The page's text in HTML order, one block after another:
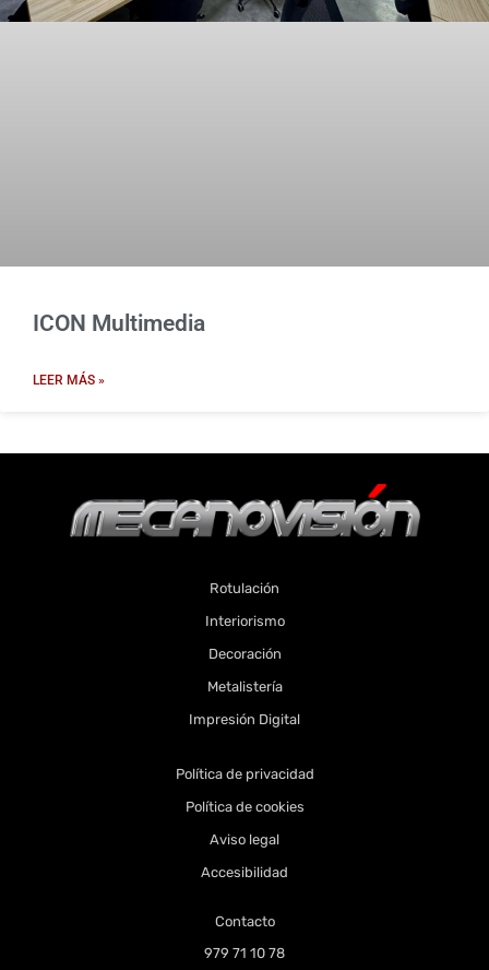
ICON Multimedia
LEER MÁS »
Rotulación
Interiorismo
Decoración
Metalistería
Impresión Digital
Política de privacidad
Política de cookies
Aviso legal
Accesibilidad
Contacto
979 71 10 78